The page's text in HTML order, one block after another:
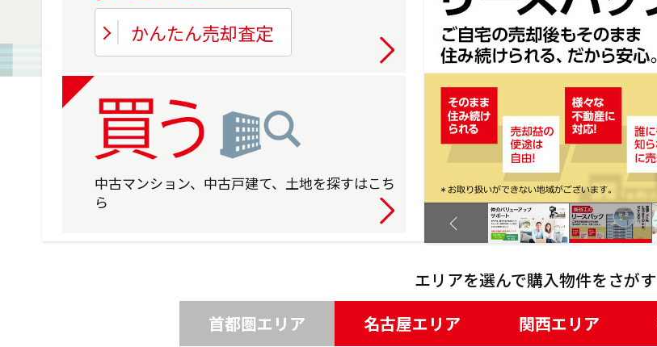
かんたん売却査定
中古マンション、中古戸建て、土地を探すはこち
ら
詳しく prev
エリアを選んで購入物件をさがす
首都圏エリア
名古屋エリア 関西エリア